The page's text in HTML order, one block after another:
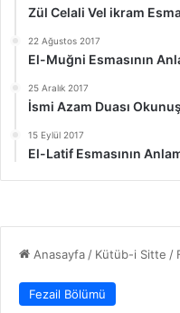
Zül Celali Vel ikram
22 Ağustos 2017
El-Muğni Esmasının
25 Aralık 2017
İsmi Azam Duası
15 Eylül 2017
El-Latif Esmasının